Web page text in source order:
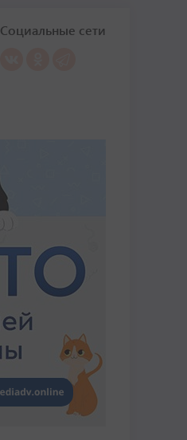
Социальные сети